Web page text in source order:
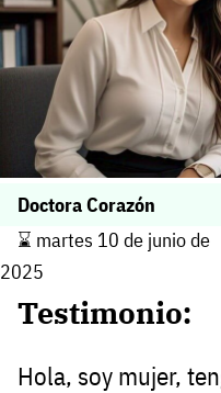
Doctora Corazón
⌛️ martes 10 de junio de
2025
Testimonio:
Hola, soy mujer,